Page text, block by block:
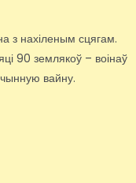
з нахіленым сцягам.
90 землякоў – воінаў
вайну.